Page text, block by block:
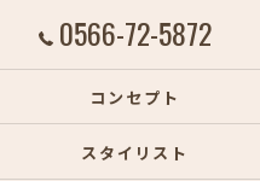
0566-72-5872
コンセプト
スタイリスト